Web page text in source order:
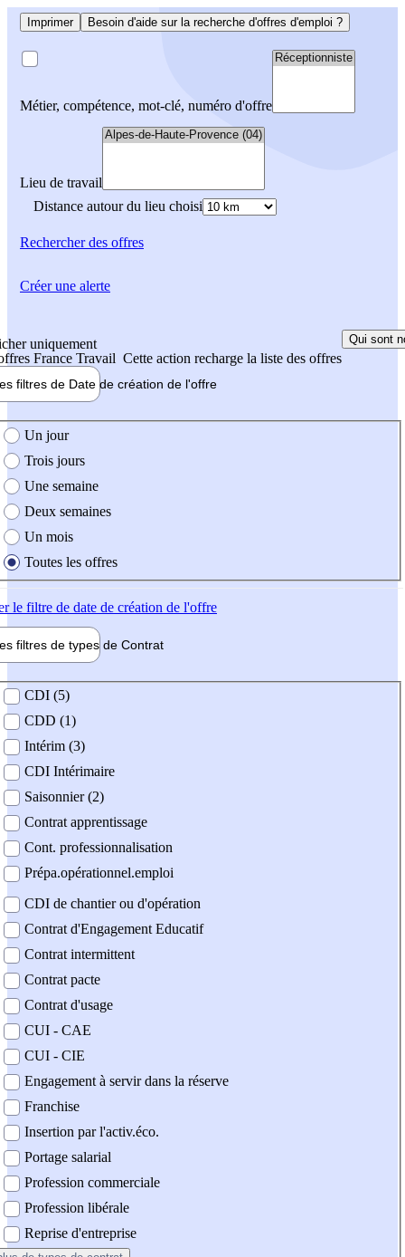
Imprimer Besoin d'aide sur la recherche d'offres d'emploi ?
Métier, compétence, mot-clé, numéro d'offre
Lieu de travail
Distance autour du lieu choisi
Rechercherdes offres
uniquement
France Travail Cette action recharge la liste des offres
Qui sont
filtres de Date de création de l'offre
création de l'offre
Un jour
Trois jours
Une semaine
Deux semaines
Un mois
Toutes les offres
le filtre de date de création de l'offre
filtres de types de Contrat
contrat
CDI (5)
CDD (1)
Intérim (3)
CDI Intérimaire
Saisonnier (2)
Contrat apprentissage
Cont. professionnalisation
Prépa.opérationnel.emploi
CDI de chantier ou d'opération
Contrat d'Engagement Educatif
Contrat intermittent
Contrat pacte
Contrat d'usage
CUI - CAE
CUI - CIE
Engagement à servir dans la réserve
Franchise
Insertion par l'activ.éco.
Portage salarial
Profession commerciale
Profession libérale
Reprise d'entreprise
Créer une alerte